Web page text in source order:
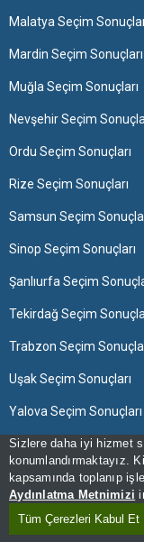
Sizlere daha iyi hizmet
konumlandırmaktayız.
kapsamında toplanıp
Aydınlatma Metnimizi
Tüm Çerezleri Kabul Et
Malatya Seçim
Mardin Seçim Sonuçları
Muğla Seçim Sonuçları
Nevşehir Seçim
Ordu Seçim Sonuçları
Rize Seçim Sonuçları
Samsun Seçim
Sinop Seçim Sonuçları
Şanlıurfa Seçim
Tekirdağ Seçim
Trabzon Seçim
Uşak Seçim Sonuçları
Yalova Seçim Sonuçları
Zonguldak Seçim